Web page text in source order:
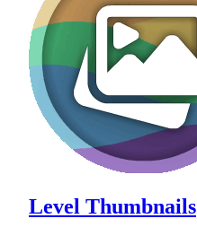
Level Thumbnails